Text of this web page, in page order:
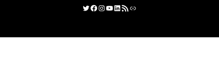
X Facebook
Instagram
YouTube
LinkedIn
RSS 資訊提供連結